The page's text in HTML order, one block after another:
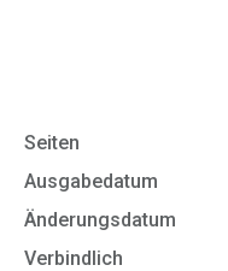
Seiten
Ausgabedatum
Änderungsdatum
Verbindlich